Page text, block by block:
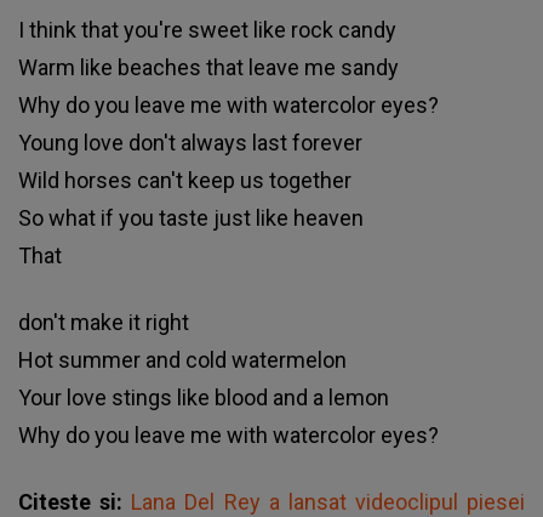
I think that you're sweet like rock candy
Warm like beaches that leave me sandy
Why do you leave me with watercolor eyes?
Young love don't always last forever
Wild horses can't keep us together
So what if you taste just like heaven
That
don't make it right
Hot summer and cold watermelon
Your love stings like blood and a lemon
Why do you leave me with watercolor eyes?
Citeste si: Lana Del Rey a lansat videoclipul piesei